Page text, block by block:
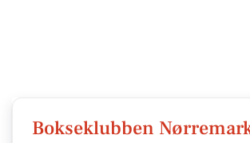
Bokseklubben